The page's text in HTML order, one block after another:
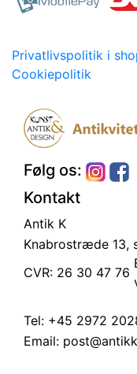
Privatlivspolitik i
Cookiepolitik
Følg os:
Kontakt
Antik K
Knabrostræde 13,
CVR: 26 30 47 76
Tel: +45 2972
Email: